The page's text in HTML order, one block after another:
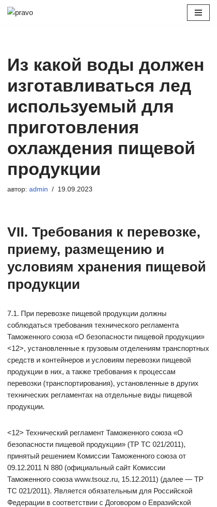
Из какой воды должен
изготавливаться лед
используемый для
приготовления
охлаждения пищевой
продукции
автор: admin 19.09.2023
VII. Требования к перевозке,
приему, размещению и
условиям хранения пищевой
продукции
7.1. При перевозке пищевой продукции должны
соблюдаться требования технического регламента
Таможенного союза «О безопасности пищевой продукции»
<12>, установленные к грузовым отделениям транспортных
средств и контейнеров и условиям перевозки пищевой
продукции в них, а также требования к процессам
перевозки (транспортирования), установленные в других
технических регламентах на отдельные виды пищевой
продукции.
<12> Технический регламент Таможенного союза «О
безопасности пищевой продукции» (ТР ТС 021/2011),
принятый решением Комиссии Таможенного союза от
09.12.2011 N 880 (официальный сайт Комиссии
Таможенного союза www.tsouz.ru, 15.12.2011) (далее — ТР
ТС 021/2011). Является обязательным для Российской
Федерации в соответствии с Договором о Евразийской